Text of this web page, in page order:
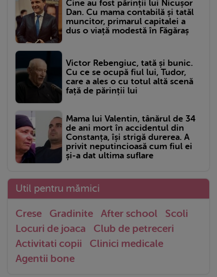
Cine au fost părinții lui Nicușor
Dan. Cu mama contabilă și tatăl
muncitor, primarul capitalei a
dus o viață modestă în Făgăraș
Victor Rebengiuc, tată și bunic.
Cu ce se ocupă fiul lui, Tudor,
care a ales o cu totul altă scenă
față de părinții lui
Mama lui Valentin, tânărul de 34
de ani mort în accidentul din
Constanța, își strigă durerea. A
privit neputincioasă cum fiul ei
și-a dat ultima suflare
Util pentru mămici
Crese Gradinite After school
Scoli
Locuri de joaca
Club de petreceri
Activitati copii
Clinici medicale
Agentii bone